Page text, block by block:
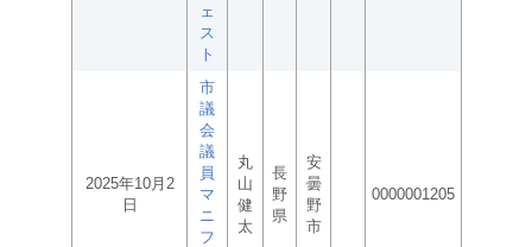
ェ
ス
ト
2025年10月2
日
市
議
会
議
員
マ
ニ
フ
丸
山
健
太
長
野
県
安
曇
野
市
0000001205